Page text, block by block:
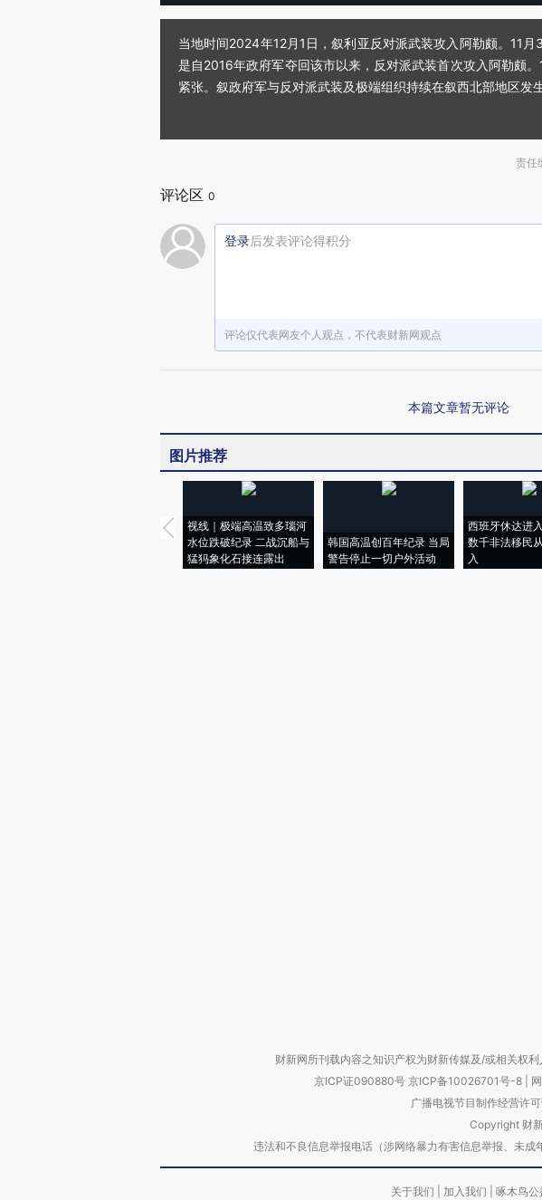
当地时间2024年12月1日，叙利亚反对派武装攻入阿勒颇。11
是自2016年政府军夺回该市以来，反对派武装首次攻入阿勒颇
紧张。叙政府军与反对派武装及极端组织持续在叙西北部地区发
责任
评论区 0
登录后发表评论得积分
评论仅代表网友个人观点，不代表财新网观点
本篇文章暂无评论
图片推荐
视线｜极端高温致多瑙河
水位跌破纪录 二战沉船与
猛犸象化石接连露出
韩国高温创百年纪录 当局
警告停止一切户外活动
西班牙休达进
数千非法移民
入
财新网所刊载内容之知识产权为财新传媒及/或相关权
京ICP证090880号 京ICP备10026701号-8
广播电视节目制作经营许
Copyright 财
违法和不良信息举报电话（涉网络暴力有害信息举报、
关于我们 加入我们 啄木鸟